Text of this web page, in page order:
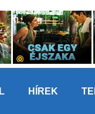
HÍREK